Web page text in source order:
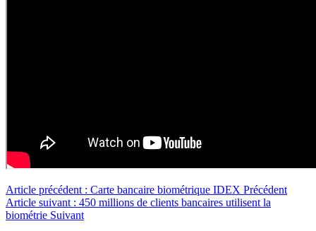
Article précédent : Carte bancaire biométrique IDEX Précédent
Article suivant : 450 millions de clients bancaires utilisent la
biométrie Suivant